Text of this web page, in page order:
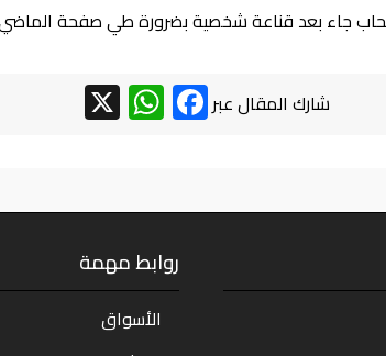
جاء بعد قناعة شخصية بضرورة طي صفحة
شارك المقال عبر Facebook
WhatsApp
روابط مهمة
الأسواق